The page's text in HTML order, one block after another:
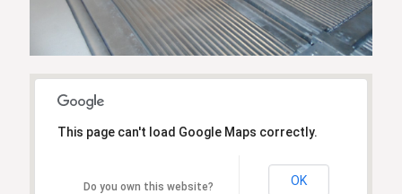
This page can't load Google Maps correctly.
Do you own this website? OK